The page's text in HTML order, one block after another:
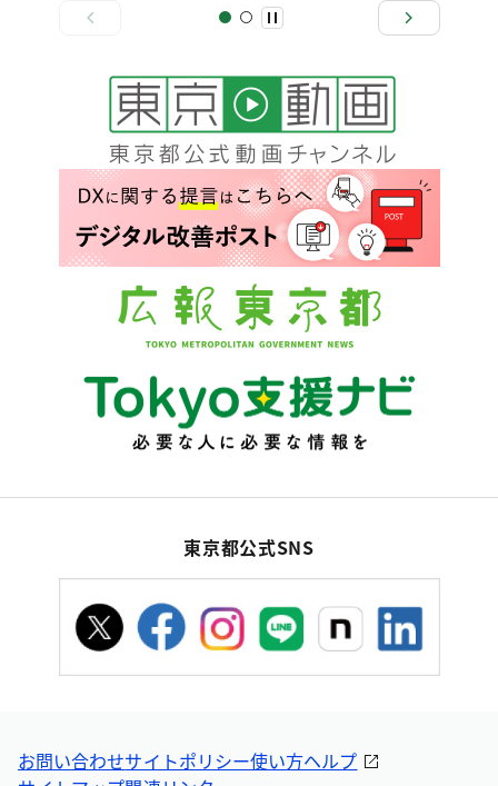
東京都公式SNS
お問い合わせサイトポリシー使い方ヘルプ